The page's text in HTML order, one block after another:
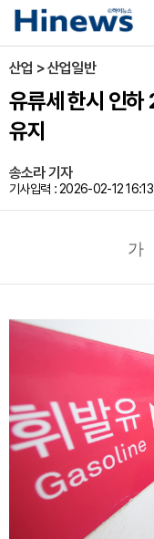
산업 > 산업일반
유류세 한시 인하
유지
송소라 기자
기사입력 : 2026-02-12 16:13
가